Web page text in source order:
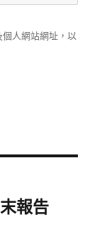
人網站網址，以
報告